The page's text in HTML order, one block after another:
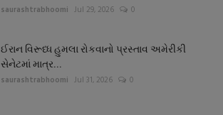
saurashtrabhoomi Jul 29, 2026 0
ઈરાન વિરૂધ્ધ હુમલા રોકવાનો પ્રસ્તાવ અમેરીકી
સેનેટમાં માત્ર...
saurashtrabhoomi Jul 31, 2026 0